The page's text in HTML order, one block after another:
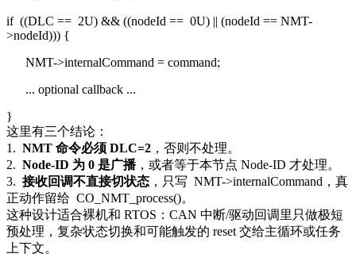
if((DLC == 2U) && ((nodeId == 0U) || (nodeId == NMT-
>nodeId))) {
NMT->internalCommand = command;
... optional callback ...
}
这里有三个结论：
1. NMT 命令必须 DLC=2 ，否则不处理。
2. Node-ID 为 0 是广播，或者等于本节点 Node-ID 才处理。
3. 接收回调不直接切状态 ，只写 NMT->internalCommand ，真
正动作留给 CO_NMT_process()。
这种设计适合裸机和 RTOS：CAN 中断/驱动回调里只做极短
预处理，复杂状态切换和可能触发的 reset 交给主循环或任务
上下文。